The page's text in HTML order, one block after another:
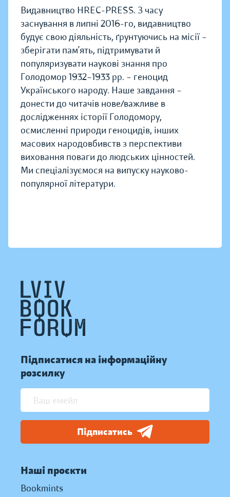
Видавництво HREC-PRESS. З часу
заснування в липні 2016-го, видавництво
будує свою діяльність, ґрунтуючись на місії –
зберігати пам’ять, підтримувати й
популяризувати наукові знання про
Голодомор 1932–1933 рр. – геноцид
Українського народу. Наше завдання –
донести до читачів нове/важливе в
дослідженнях історії Голодомору,
осмисленні природи геноцидів, інших
масових народовбивств з перспективи
виховання поваги до людських цінностей.
Ми спеціалізуємося на випуску науково-
популярної літератури.
Підписатися на інформаційну
розсилку
Підписатись
Наші проєкти
Bookmints